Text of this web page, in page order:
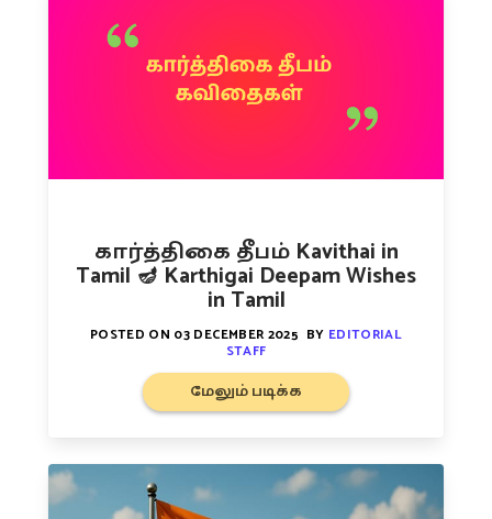
கார்த்திகை தீபம் Kavithai in
Tamil 🪔 Karthigai Deepam Wishes
in Tamil
POSTED ON 03 DECEMBER 2025 BY EDITORIAL
STAFF
மேலும் படிக்க